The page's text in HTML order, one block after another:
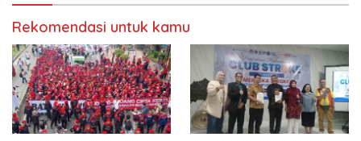
Mancanegara”.
Rekomendasi untuk kamu